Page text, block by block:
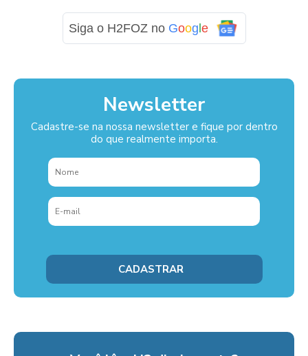
Siga o H2FOZ no Google
Newsletter
Cadastre-se na nossa newsletter e fique por dentro
do que realmente importa.